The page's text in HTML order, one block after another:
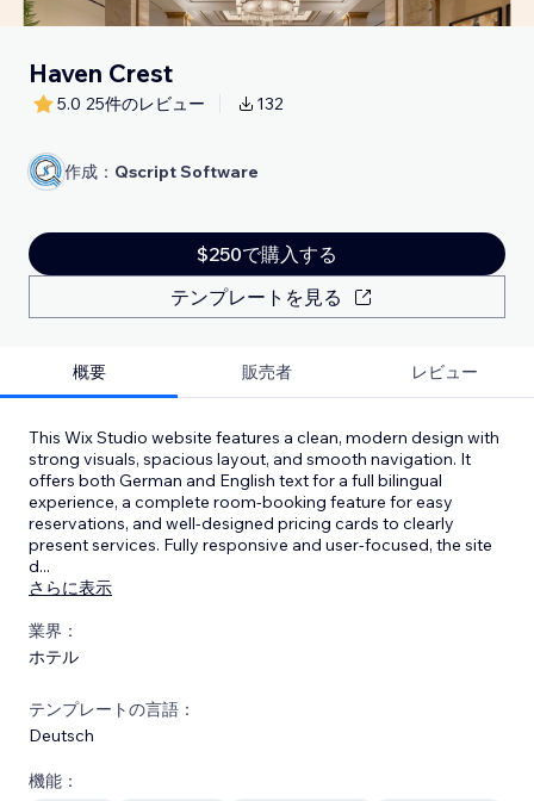
Haven Crest
5.0 25件のレビュー 132
作成： Qscript Software
$250で購入する
テンプレートを見る
概要 販売者 レビュー
This Wix Studio website features a clean, modern design with
strong visuals, spacious layout, and smooth navigation. It
offers both German and English text for a full bilingual
experience, a complete room-booking feature for easy
reservations, and well-designed pricing cards to clearly
present services. Fully responsive and user-focused, the site
d...
さらに表示
業界：
ホテル
テンプレートの言語：
Deutsch
機能：